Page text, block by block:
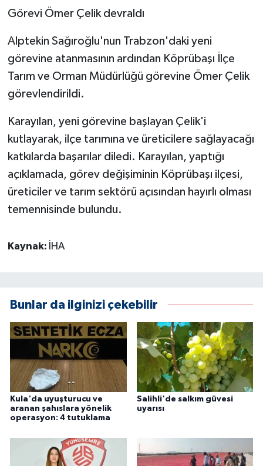
Görevi Ömer Çelik devraldı
Alptekin Sağıroğlu'nun Trabzon'daki yeni
görevine atanmasının ardından Köprübaşı İlçe
Tarım ve Orman Müdürlüğü görevine Ömer Çelik
görevlendirildi.
Karayılan, yeni görevine başlayan Çelik'i
kutlayarak, ilçe tarımına ve üreticilere sağlayacağı
katkılarda başarılar diledi. Karayılan, yaptığı
açıklamada, görev değişiminin Köprübaşı ilçesi,
üreticiler ve tarım sektörü açısından hayırlı olması
temennisinde bulundu.
Kaynak: İHA
Bunlar da ilginizi çekebilir
Kula'da uyuşturucu ve
aranan şahıslara yönelik
operasyon: 4 tutuklama
Salihli'de salkım güvesi
uyarısı